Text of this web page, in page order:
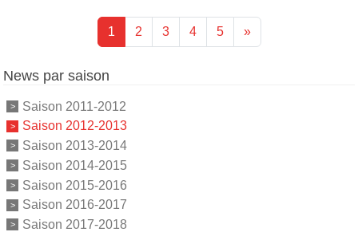
1 2 3 4 5 »
News par saison
Saison 2011-2012
Saison 2012-2013
Saison 2013-2014
Saison 2014-2015
Saison 2015-2016
Saison 2016-2017
Saison 2017-2018